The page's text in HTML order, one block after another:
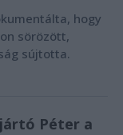
hogy
sörözött,
sújtotta.
Péter a